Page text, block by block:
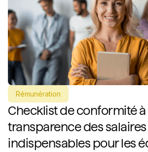
Rémunération
Checklist de conformité à
transparence des salaires
indispensables pour les